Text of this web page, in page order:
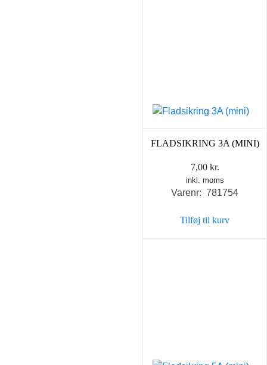
FLADSIKRING 3A (MINI)
7,00 kr.
inkl. moms
Varenr: 781754
Tilføj til kurv